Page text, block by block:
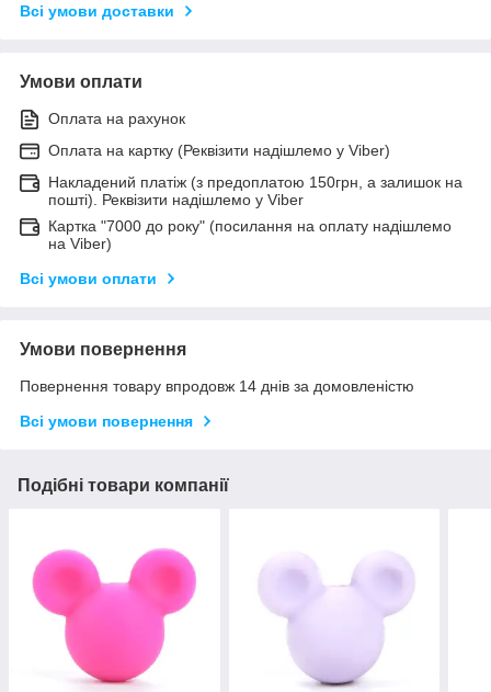
Всі умови доставки
Умови оплати
Оплата на рахунок
Оплата на картку (Реквізити надішлемо у Viber)
Накладений платіж (з предоплатою 150грн, а залишок на
пошті). Реквізити надішлемо у Viber
Картка "7000 до року" (посилання на оплату надішлемо
на Viber)
Всі умови оплати
Умови повернення
Повернення товару впродовж 14 днів за домовленістю
Всі умови повернення
Подібні товари компанії